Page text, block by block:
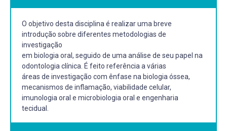
O objetivo desta disciplina é realizar uma breve
introdução sobre diferentes metodologias de
investigação
em biologia oral, seguido de uma análise de seu papel na
odontologia clínica. É feito referência a várias
áreas de investigação com ênfase na biologia óssea,
mecanismos de inflamação, viabilidade celular,
imunologia oral e microbiologia oral e engenharia
tecidual.